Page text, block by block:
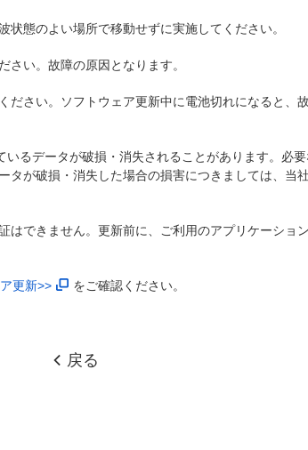
態のよい場所で移動せずに実施してください。
さい。故障の原因となります。
ださい。ソフトウェア更新中に電池切れになると、
るデータが破損・消失されることがあります。必
タが破損・消失した場合の損害につきましては、当
はできません。更新前に、ご利用のアプリケーショ
更新>> をご確認ください。
戻る